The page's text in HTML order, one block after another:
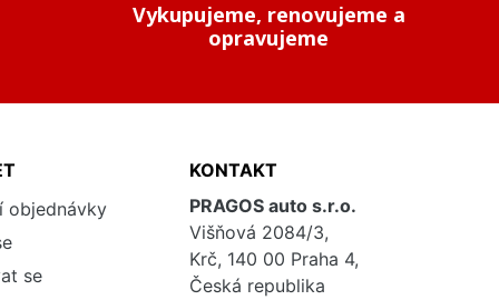
Vykupujeme, renovujeme a
opravujeme
objednávky
se
KONTAKT
PRAGOS auto s.r.o.
Višňová 2084/3,
Krč, 140 00 Praha 4,
Česká republika